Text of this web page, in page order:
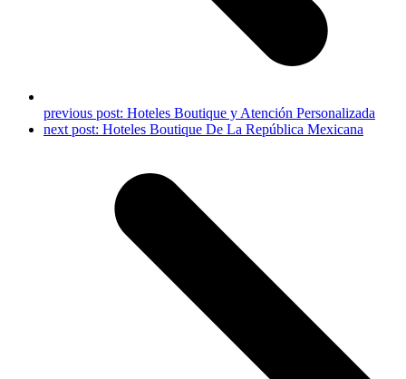
previous post: Hoteles Boutique y Atención Personalizada
next post: Hoteles Boutique De La República Mexicana